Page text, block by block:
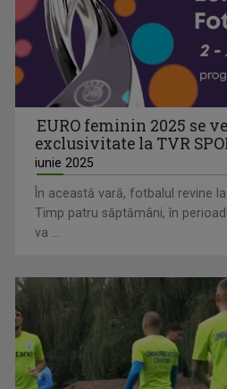
EURO feminin 2025 se
exclusivitate la TVR
iunie 2025
În această vară, fotbalul revine
Timp patru săptămâni, în
va ...